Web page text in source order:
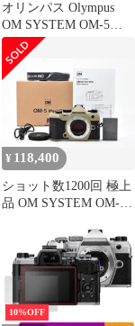
オリンパス Olympus
OM SYSTEM OM-5
Mark II Black 2075 Shots
元箱 [新品同様]
#Z6015A
¥ 118,400
ショット数1200回 極上
品 OM SYSTEM OM-5
ベージュ 元箱付き
ARYM5767#1218
10%OFF